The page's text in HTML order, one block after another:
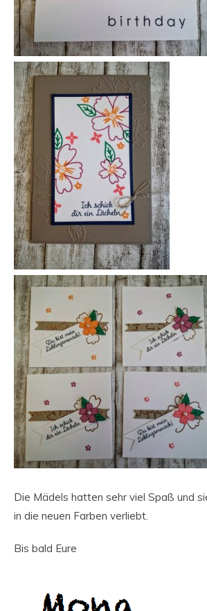
Die Mädels hatten sehr viel Spaß und
in die neuen Farben verliebt.
Bis bald Eure